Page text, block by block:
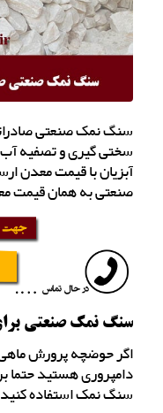
سنگ نمک صنعتی
سختی گیری و تصفیه آب
آبزیان با قیمت معدن
صنعتی به همان قیمت
سنگ نمک صنعتی
اگر حوضچه پرورش ماهی
دامپروری هستید حتما
سنگ نمک استفاده